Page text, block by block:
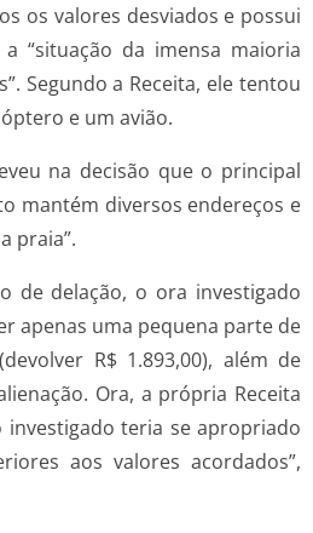
os valores desviados e possui
“situação da imensa maioria
Segundo a Receita, ele tentou
e um avião.
na decisão que o principal
mantém diversos endereços e
praia”.
de delação, o ora investigado
apenas uma pequena parte de
R$ 1.893,00), além de
Ora, a própria Receita
investigado teria se apropriado
aos valores acordados”,